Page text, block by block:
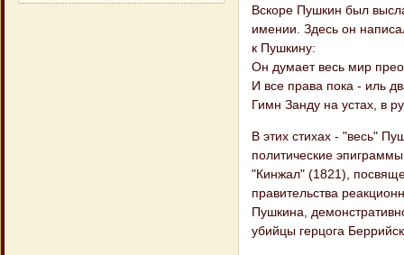
Вскоре Пушкин был
имении. Здесь он
к Пушкину:
Он думает весь мир
И все права пока - иль
Гимн Занду на устах, в
В этих стихах - "весь"
политические
"Кинжал" (1821),
правительства
Пушкина,
убийцы герцога